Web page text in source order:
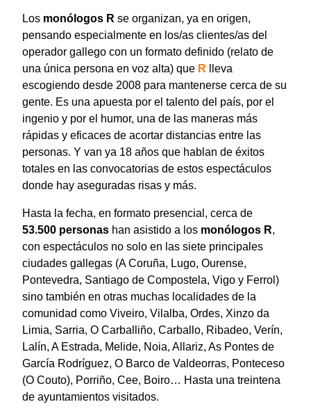
Los monólogos R se organizan, ya en origen,
pensando especialmente en los/as clientes/as del
operador gallego con un formato definido (relato de
una única persona en voz alta) que R lleva
escogiendo desde 2008 para mantenerse cerca de su
gente. Es una apuesta por el talento del país, por el
ingenio y por el humor, una de las maneras más
rápidas y eficaces de acortar distancias entre las
personas. Y van ya 18 años que hablan de éxitos
totales en las convocatorias de estos espectáculos
donde hay aseguradas risas y más.
Hasta la fecha, en formato presencial, cerca de
53.500 personas han asistido a los monólogos R,
con espectáculos no solo en las siete principales
ciudades gallegas (A Coruña, Lugo, Ourense,
Pontevedra, Santiago de Compostela, Vigo y Ferrol)
sino también en otras muchas localidades de la
comunidad como Viveiro, Vilalba, Ordes, Xinzo da
Limia, Sarria, O Carballiño, Carballo, Ribadeo, Verín,
Lalín, A Estrada, Melide, Noia, Allariz, As Pontes de
García Rodríguez, O Barco de Valdeorras, Ponteceso
(O Couto), Porriño, Cee, Boiro… Hasta una treintena
de ayuntamientos visitados.